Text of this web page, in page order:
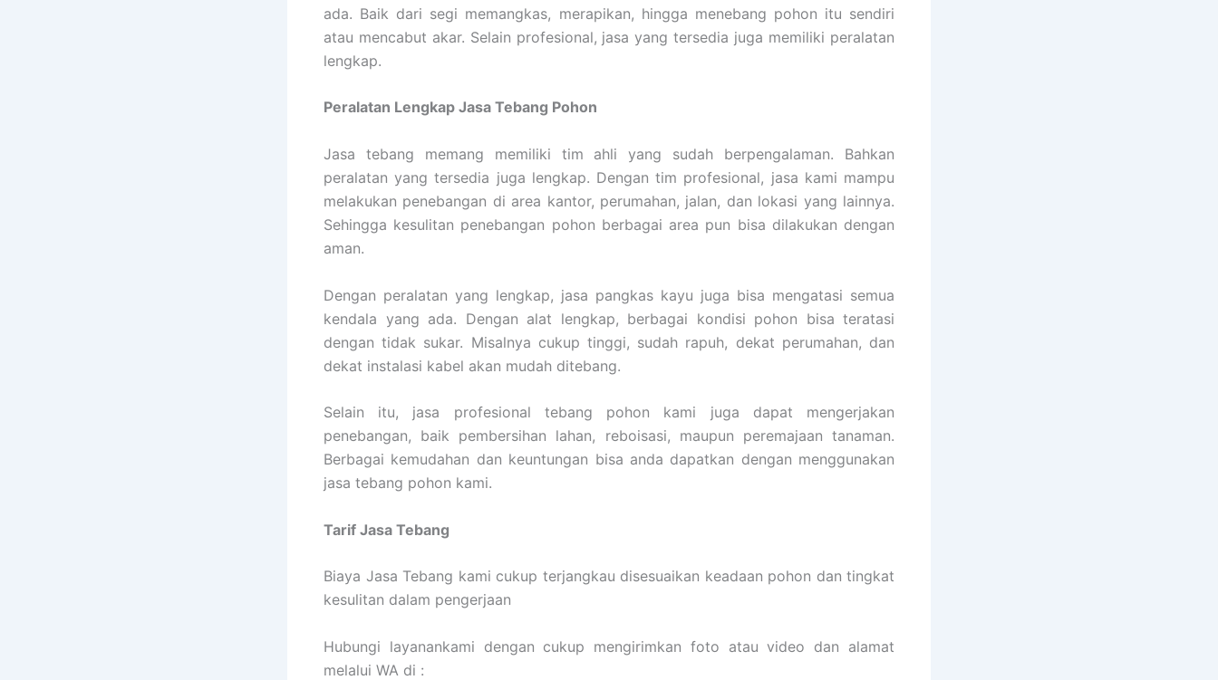
ada. Baik dari segi memangkas, merapikan, hingga menebang pohon itu sendiri
atau mencabut akar. Selain profesional, jasa yang tersedia juga memiliki peralatan
lengkap.
Peralatan Lengkap Jasa Tebang Pohon
Jasa tebang memang memiliki tim ahli yang sudah berpengalaman. Bahkan
peralatan yang tersedia juga lengkap. Dengan tim profesional, jasa kami mampu
melakukan penebangan di area kantor, perumahan, jalan, dan lokasi yang lainnya.
Sehingga kesulitan penebangan pohon berbagai area pun bisa dilakukan dengan
aman.
Dengan peralatan yang lengkap, jasa pangkas kayu juga bisa mengatasi semua
kendala yang ada. Dengan alat lengkap, berbagai kondisi pohon bisa teratasi
dengan tidak sukar. Misalnya cukup tinggi, sudah rapuh, dekat perumahan, dan
dekat instalasi kabel akan mudah ditebang.
Selain itu, jasa profesional tebang pohon kami juga dapat mengerjakan
penebangan, baik pembersihan lahan, reboisasi, maupun peremajaan tanaman.
Berbagai kemudahan dan keuntungan bisa anda dapatkan dengan menggunakan
jasa tebang pohon kami.
Tarif Jasa Tebang
Biaya Jasa Tebang kami cukup terjangkau disesuaikan keadaan pohon dan tingkat
kesulitan dalam pengerjaan
Hubungi layanankami dengan cukup mengirimkan foto atau video dan alamat
melalui WA di :